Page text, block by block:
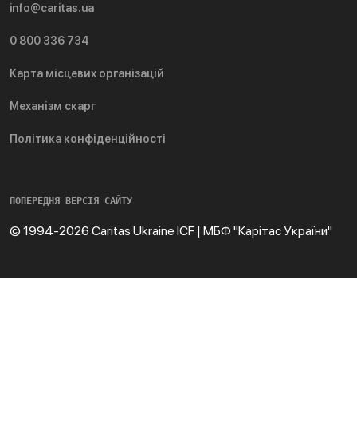
info@caritas.ua
0 800 336 734
Карта місцевих організацій
Механізм скарг
Політика конфіденційності
ПОПЕРЕДНЯ ВЕРСІЯ САЙТУ
© 1994-2026 Caritas Ukraine ICF | МБФ "Карітас України"